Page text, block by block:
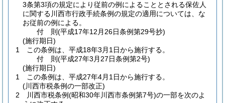
3条第3項の規定により従前の例によることとされる保佐人
に関する川西市行政手続条例の規定の適用については、な
お従前の例による。
付 則(平成17年12月26日条例第29号抄)
(施行期日)
1
この条例は、平成18年3月1日から施行する。
付 則(平成27年3月27日条例第2号)
(施行期日)
1
この条例は、平成27年4月1日から施行する。
(川西市税条例の一部改正)
2
川西市税条例(昭和30年川西市条例第7号)の一部を次のよ